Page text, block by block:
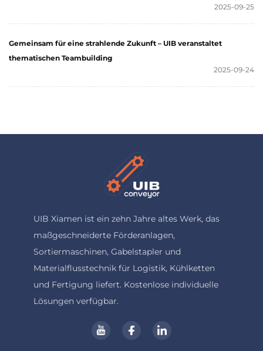
2025-09-25
Gemeinsam für eine strahlende Zukunft – UIB veranstaltet
thematischen Teambuilding
2025-09-24
UIB Xiamen ist ein zehn Jahre altes Werk, das
maßgeschneiderte Förderanlagen,
Sortiermaschinen, Gabelstapler und
Materialflusstechnik für Logistik, Kühlketten
und Fertigung liefert. Kostenlose individuelle
Lösungen verfügbar.